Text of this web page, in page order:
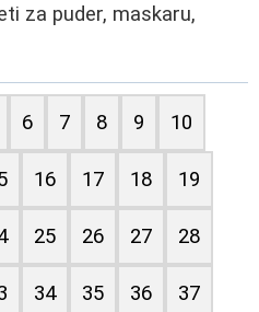
za puder, maskaru,
6 7 8 9 10
16 17 18 19
25 26 27 28
34 35 36 37